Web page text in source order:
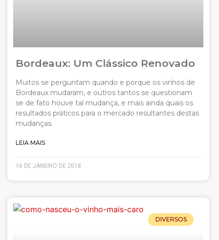
Bordeaux: Um Clássico Renovado
Muitos se perguntam quando e porque os vinhos de
Bordeaux mudaram, e outros tantos se questionam
se de fato houve tal mudança, e mais ainda quais os
resultados práticos para o mercado resultantes destas
mudanças.
LEIA MAIS
16 DE JANEIRO DE 2018
DIVERSOS